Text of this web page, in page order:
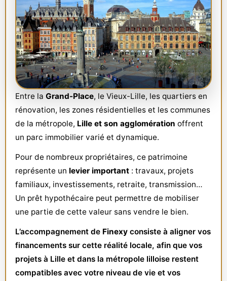
Entre la Grand-Place, le Vieux-Lille, les quartiers en
rénovation, les zones résidentielles et les communes
de la métropole, Lille et son agglomération offrent
un parc immobilier varié et dynamique.
Pour de nombreux propriétaires, ce patrimoine
représente un levier important : travaux, projets
familiaux, investissements, retraite, transmission…
Un prêt hypothécaire peut permettre de mobiliser
une partie de cette valeur sans vendre le bien.
L’accompagnement de Finexy consiste à aligner vos
financements sur cette réalité locale, afin que vos
projets à Lille et dans la métropole lilloise restent
compatibles avec votre niveau de vie et vos